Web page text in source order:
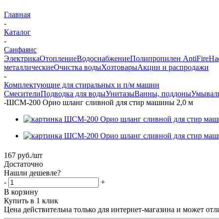
Главная
-
Каталог
-
Санфаянс
ЭлектрикаОтоплениеВодоснабжениеПолипропилен AntiFire
металлическиеОчистка водыХозтоварыАкции и распродажи
-
Комплектующие для стиральных и п/м машин
СмесителиПодводка для водыУнитазыВанны, поддоны
-ШСМ-200 Орио шланг сливной для стир машины 2,0 м
167 руб./шт
Достаточно
Нашли дешевле?
-
+
В корзину
Купить в 1 клик
Цена действительна только для интернет-магазина и может